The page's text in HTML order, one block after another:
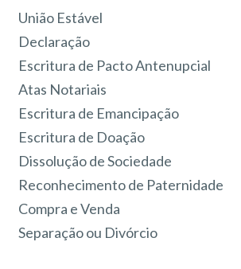
União Estável
Declaração
Escritura de Pacto Antenupcial
Atas Notariais
Escritura de Emancipação
Escritura de Doação
Dissolução de Sociedade
Reconhecimento de Paternidade
Compra e Venda
Separação ou Divórcio